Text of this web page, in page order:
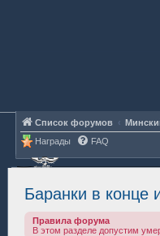
Список форумов
Награды
FAQ
Баранки в конце
Правила форума
В этом разделе допустим